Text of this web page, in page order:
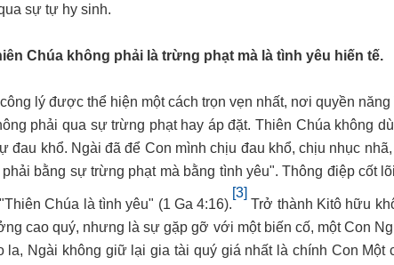
sự tự hy sinh.
Chúa không phải là trừng phạt mà là tình yêu hiến tế.
lý được thể hiện một cách trọn vẹn nhất, nơi quyền
phải qua sự trừng phạt hay áp đặt. Thiên Chúa không
đau khổ. Ngài đã để Con mình chịu đau khổ, chịu nhục
bằng sự trừng phạt mà bằng tình yêu". Thông điệp cốt
Chúa là tình yêu" (1 Ga 4:16).
[3]
Trở thành Kitô hữu
cao quý, nhưng là sự gặp gỡ với một biến cố, một Con
la, Ngài không giữ lại gia tài quý giá nhất là chính Con